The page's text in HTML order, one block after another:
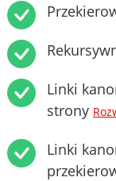
Linki
strony
Linki